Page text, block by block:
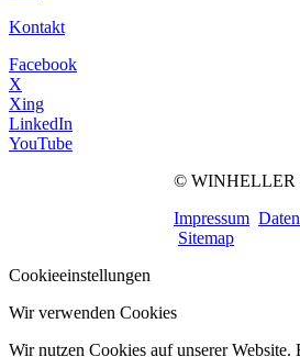
Kontakt
Facebook
X
Xing
LinkedIn
YouTube
WINHELLER GmbH
© WINHELLER
Impressum
Sitemap
Cookieeinstellungen
Wir verwenden Cookies
Wir nutzen Cookies auf unserer